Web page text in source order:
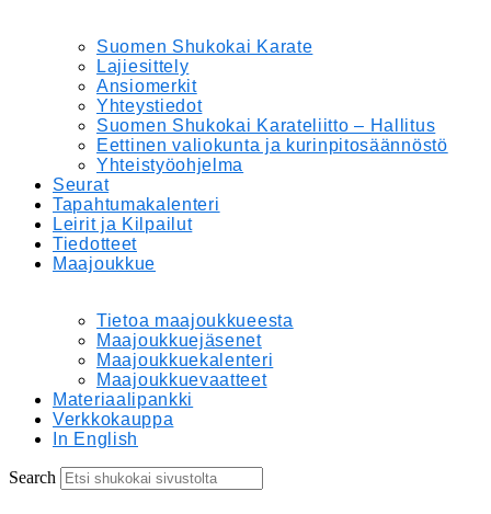
Suomen Shukokai Karate
Lajiesittely
Ansiomerkit
Yhteystiedot
Suomen Shukokai Karateliitto – Hallitus
Eettinen valiokunta ja kurinpitosäännöstö
Yhteistyöohjelma
Seurat
Tapahtumakalenteri
Leirit ja Kilpailut
Tiedotteet
Maajoukkue
Tietoa maajoukkueesta
Maajoukkuejäsenet
Maajoukkuekalenteri
Maajoukkuevaatteet
Materiaalipankki
Verkkokauppa
In English
Search